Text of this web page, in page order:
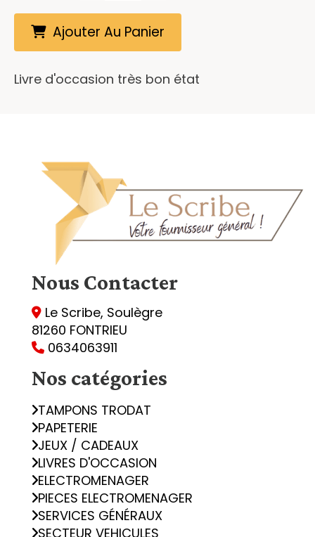
Ajouter Au Panier
Livre d'occasion très bon état
Nous Contacter
 Le Scribe, Soulègre
81260 FONTRIEU
 0634063911
Nos catégories
TAMPONS TRODAT
PAPETERIE
JEUX / CADEAUX
LIVRES D'OCCASION
ELECTROMENAGER
PIECES ELECTROMENAGER
SERVICES GÉNÉRAUX
SECTEUR VEHICULES